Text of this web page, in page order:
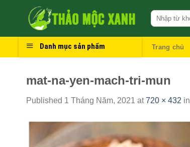
Danh mục sản phẩm Trang chủ
mat-na-yen-mach-tri-mun
Published 1 Tháng Năm, 2021 at720 × 432 in